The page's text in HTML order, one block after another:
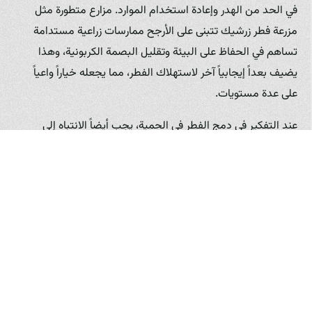
في الحد من الهدر وإعادة استخدام الموارد. مزارع متطورة مثل
مزرعة فطر زرشيك تتبنى على الأرجح ممارسات زراعية مستدامة
تساهم في الحفاظ على البيئة وتقليل البصمة الكربونية، وهذا
يضيف بعداً إيجابياً آخر لاستهلاك الفطر، مما يجعله خياراً واعياً
على عدة مستويات.
عند التفكير في دمج الفطر في الحمية، يجب أيضاً الانتباه إلى